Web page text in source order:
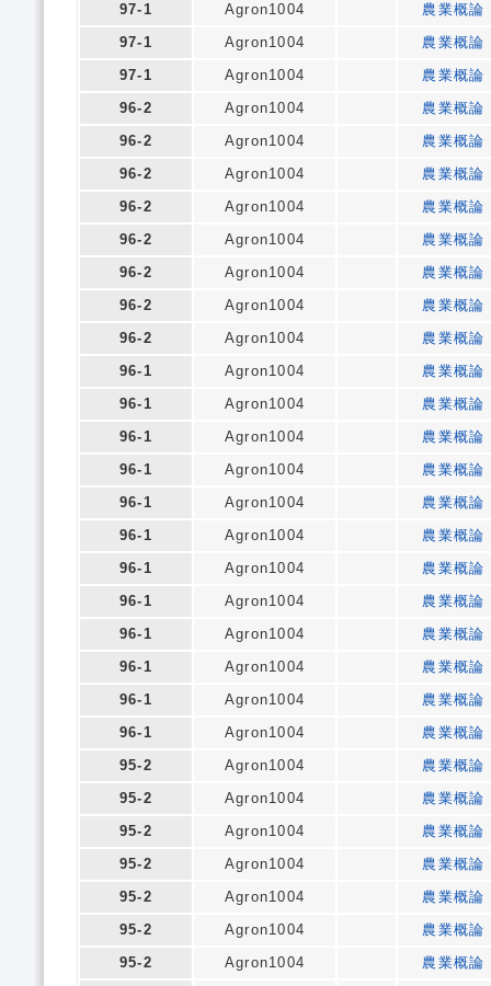
97-1
Agron1004
農業概論
97-1
Agron1004
農業概論
97-1
Agron1004
農業概論
96-2
Agron1004
農業概論
96-2
Agron1004
農業概論
96-2
Agron1004
農業概論
96-2
Agron1004
農業概論
96-2
Agron1004
農業概論
96-2
Agron1004
農業概論
96-2
Agron1004
農業概論
96-2
Agron1004
農業概論
96-1
Agron1004
農業概論
96-1
Agron1004
農業概論
96-1
Agron1004
農業概論
96-1
Agron1004
農業概論
96-1
Agron1004
農業概論
96-1
Agron1004
農業概論
96-1
Agron1004
農業概論
96-1
Agron1004
農業概論
96-1
Agron1004
農業概論
96-1
Agron1004
農業概論
96-1
Agron1004
農業概論
96-1
Agron1004
農業概論
95-2
Agron1004
農業概論
95-2
Agron1004
農業概論
95-2
Agron1004
農業概論
95-2
Agron1004
農業概論
95-2
Agron1004
農業概論
95-2
Agron1004
農業概論
95-2
Agron1004
農業概論